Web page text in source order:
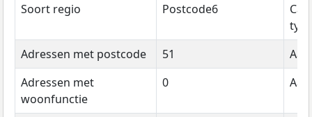
Soort regio
Postcode6
type
Adressen met postcode
51
Adressen met
woonfunctie
0